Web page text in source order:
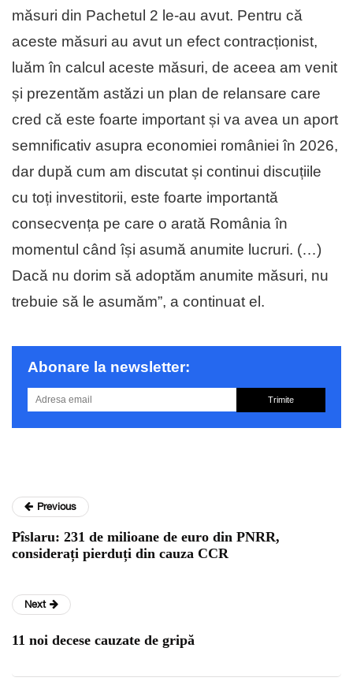
măsuri din Pachetul 2 le-au avut. Pentru că
aceste măsuri au avut un efect contracționist,
luăm în calcul aceste măsuri, de aceea am venit
și prezentăm astăzi un plan de relansare care
cred că este foarte important și va avea un aport
semnificativ asupra economiei româniei în 2026,
dar după cum am discutat și continui discuțiile
cu toți investitorii, este foarte importantă
consecvența pe care o arată România în
momentul când își asumă anumite lucruri. (…)
Dacă nu dorim să adoptăm anumite măsuri, nu
trebuie să le asumăm”, a continuat el.
Abonare la newsletter:
Trimite
Previous
Pîslaru: 231 de milioane de euro din PNRR,
considerați pierduți din cauza CCR
Next
11 noi decese cauzate de gripă